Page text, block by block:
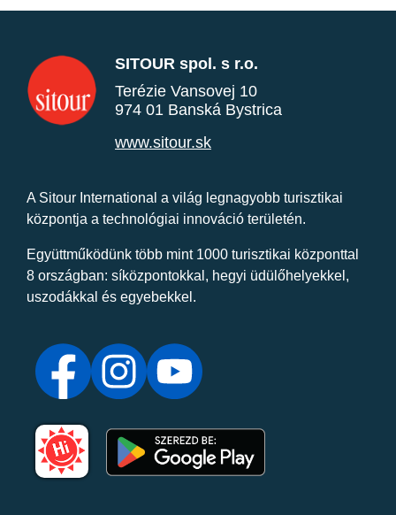
SITOUR spol. s r.o.
Terézie Vansovej 10
974 01 Banská Bystrica
www.sitour.sk
A Sitour International a világ legnagyobb turisztikai
központja a technológiai innováció területén.
Együttműködünk több mint 1000 turisztikai központtal
8 országban: síközpontokkal, hegyi üdülőhelyekkel,
uszodákkal és egyebekkel.